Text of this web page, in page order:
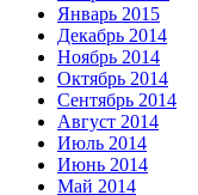
Январь 2015
Декабрь 2014
Ноябрь 2014
Октябрь 2014
Сентябрь 2014
Август 2014
Июль 2014
Июнь 2014
Май 2014